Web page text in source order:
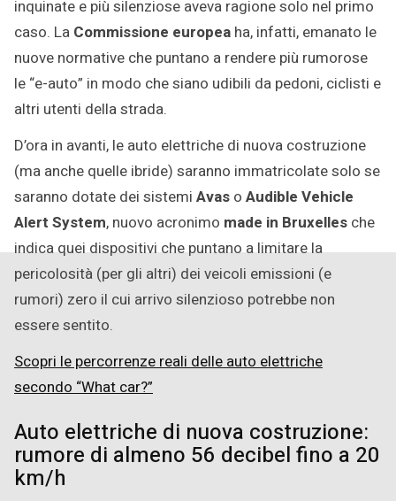
inquinate e più silenziose aveva ragione solo nel primo
caso. La Commissione europea ha, infatti, emanato le
nuove normative che puntano a rendere più rumorose
le “e-auto” in modo che siano udibili da pedoni, ciclisti e
altri utenti della strada.
D’ora in avanti, le auto elettriche di nuova costruzione
(ma anche quelle ibride) saranno immatricolate solo se
saranno dotate dei sistemi Avas o Audible Vehicle
Alert System, nuovo acronimo made in Bruxelles che
indica quei dispositivi che puntano a limitare la
pericolosità (per gli altri) dei veicoli emissioni (e
rumori) zero il cui arrivo silenzioso potrebbe non
essere sentito.
Scopri le percorrenze reali delle auto elettriche
secondo “What car?”
Auto elettriche di nuova costruzione:
rumore di almeno 56 decibel fino a 20
km/h